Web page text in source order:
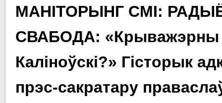
МАНІТОРЫНГ СМІ:
СВАБОДА: «Крыважэрны
Каліноўскі?» Гісторык
прэс-сакратару